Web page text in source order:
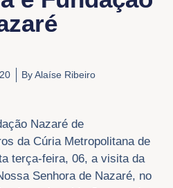
ByAlaíse Ribeiro
Nazaré de
da Cúria Metropolitana de
terça-feira, 06, a visita da
Senhora de Nazaré, no